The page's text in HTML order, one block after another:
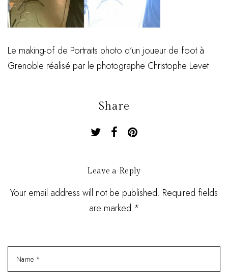
Le making-of de Portraits photo d’un joueur de foot à
Grenoble réalisé par le photographe Christophe Levet
Share
Leave a Reply
Your email address will not be published. Required fields
are marked *